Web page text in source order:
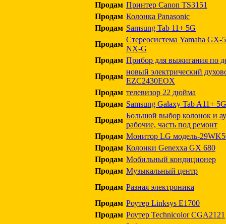
Продам Принтер Canon TS3151
Продам Колонка Panasonic
Продам Samsung Tab 11+ 5G
Продам
Стереосистема Yamaha
NX-G
Продам Прибор для выжигания по
Продам
новый электрический
EZC2430EOX
Продам телевизор 22 дюйма
Продам Samsung Galaxy Tab A11+
Продам
Большой выбор колонок и
рабочие, часть под ремонт
Продам Монитор LG модель-
Продам Колонки Genexxa GX 680
Продам Мобильный кондиционер
Продам Музыкальный центр
Продам Разная электроника
Продам Роутер Linksys E1700
Продам Роутер Technicolor CGA2121